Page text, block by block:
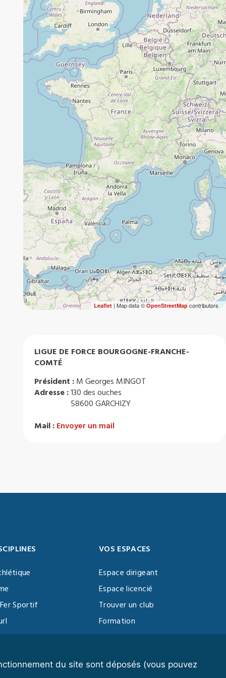
du site sont déposés (vous pouvez
Leaflet| Map data ©OpenStreetMapcontributors
LIGUE DE FORCE BOURGOGNE-FRANCHE-
COMTÉ
Président : M Georges MINGOT
Adresse :130 des ouches
58600 GARCHIZY
Mail : Envoyer un mail
Sportif
Training
VOS ESPACES
Espace dirigeant
Espace licencié
Trouver un club
Formation